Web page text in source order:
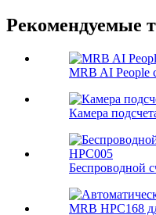
Рекомендуемые
MRB AI People
Камера
Беспроводной